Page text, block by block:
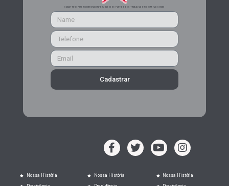
CADASTRE-SE PARA RECEBER MAIS INFORMAÇÕES DO PARTIDO DOS TRABALHADORES DE MINAS GERAIS
Cadastrar
Nossa História Nossa História Nossa História